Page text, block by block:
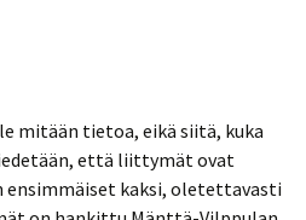
mitään tietoa, eikä siitä, kuka
että liittymät ovat
ensimmäiset kaksi, oletettavasti